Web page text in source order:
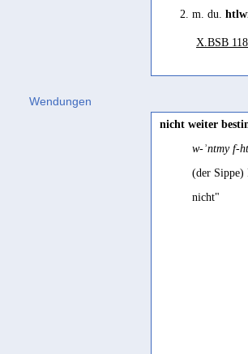
talāwi(Wz.
tələw(Wz.
2. m. du.
X.BSB
Wendungen
nicht weiter
w-ʾntmy f-
(der Sippe)
nicht"